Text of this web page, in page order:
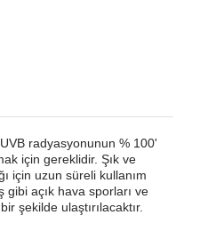
radyasyonunun % 100'
için gereklidir. Şık ve
için uzun süreli kullanım
açık hava sporları ve
şekilde ulaştırılacaktır.